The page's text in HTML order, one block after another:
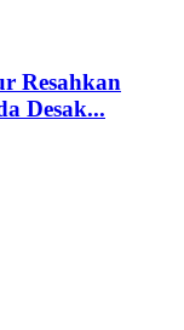
Resahkan
Desak...